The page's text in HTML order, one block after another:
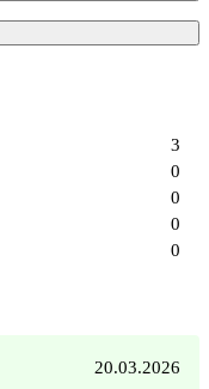
0
0
0
0
3
20.03.2026